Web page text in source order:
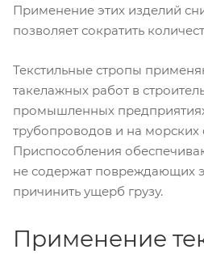
Применение этих изделий
позволяет сократить
Текстильные стропы
такелажных работ в
промышленных
трубопроводов и на морских
Приспособления
не содержат повреждающих
причинить ущерб грузу.
Применение